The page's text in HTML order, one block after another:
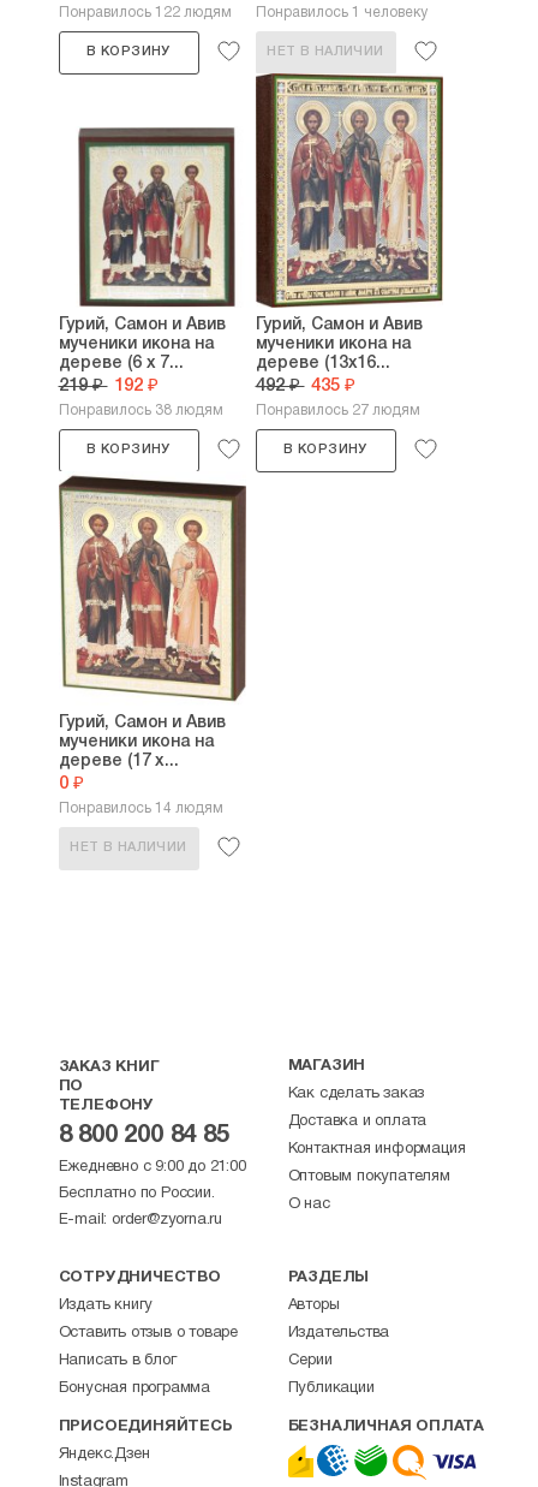
Понравилось 122 людям
В КОРЗИНУ
Понравилось 1 человеку
НЕТ В НАЛИЧИИ
Гурий, Самон и Авив
мученики икона на
дереве (6 х 7...
219 ₽ 192 ₽
Понравилось 38 людям
В КОРЗИНУ
Гурий, Самон и Авив
мученики икона на
дереве (13х16...
492 ₽ 435 ₽
Понравилось 27 людям
В КОРЗИНУ
Гурий, Самон и Авив
мученики икона на
дереве (17 х...
0 ₽
Понравилось 14 людям
НЕТ В НАЛИЧИИ
ЗАКАЗ КНИГ
ПО
ТЕЛЕФОНУ
8 800 200 84 85
Ежедневно с 9:00 до 21:00
Бесплатно по России.
E-mail: order@zyorna.ru
МАГАЗИН
Как сделать заказ
Доставка и оплата
Контактная информация
Оптовым покупателям
О нас
СОТРУДНИЧЕСТВО
Издать книгу
Оставить отзыв о товаре
Написать в блог
Бонусная программа
РАЗДЕЛЫ
Авторы
Издательства
Серии
Публикации
ПРИСОЕДИНЯЙТЕСЬ
Яндекс.Дзен
Instagram
БЕЗНАЛИЧНАЯ ОПЛАТА